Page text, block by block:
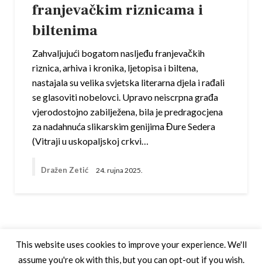
franjevačkim riznicama i
biltenima
Zahvaljujući bogatom nasljeđu franjevačkih
riznica, arhiva i kronika, ljetopisa i biltena,
nastajala su velika svjetska literarna djela i rađali
se glasoviti nobelovci. Upravo neiscrpna građa
vjerodostojno zabilježena, bila je predragocjena
za nadahnuća slikarskim genijima Đure Sedera
(Vitraji u uskopaljskoj crkvi…
Dražen Zetić 24. rujna 2025.
This website uses cookies to improve your experience. We'll
assume you're ok with this, but you can opt-out if you wish.